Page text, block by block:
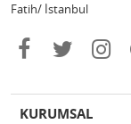
Fatih/ İstanbul
KURUMSAL